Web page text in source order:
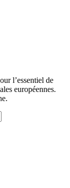
l’essentiel de
européennes.